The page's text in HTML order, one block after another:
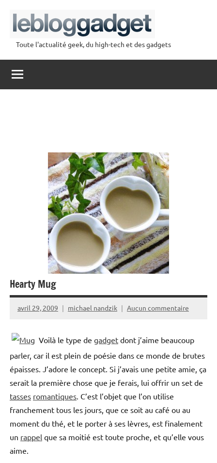
contenu
lebloggadget
Toute l'actualité geek, du high-tech et des gadgets
Hearty Mug
avril 29, 2009 michael nandzik Aucun commentaire
Voilà le type de gadget dont j’aime beaucoup
parler, car il est plein de poésie dans ce monde de brutes
épaisses. J’adore le concept. Si j’avais une petite amie, ça
serait la première chose que je ferais, lui offrir un set de
tasses romantiques . C’est l’objet que l’on utilise
franchement tous les jours, que ce soit au café ou au
moment du thé, et le porter à ses lèvres, est finalement
un rappel que sa moitié est toute proche, et qu’elle vous
aime.